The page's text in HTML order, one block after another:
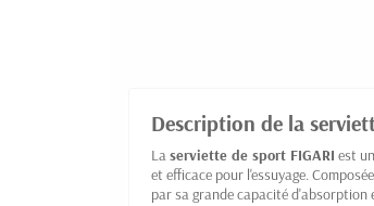
Description de la
Laserviette de sport FIGARI est
et efficace pour l'essuyage.
par sa grande capacité